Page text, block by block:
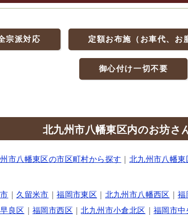
宗派対応 定額お布施（お車代、お
御心付け一切不要
北九州市八幡東区内のお坊さ
市八幡東区の市区町村から探す 北九州市八幡
久留米市 ｜福岡市東区 北九州市八幡西区 ｜福
良区 福岡市西区 ｜北九州市小倉北区 福岡市中